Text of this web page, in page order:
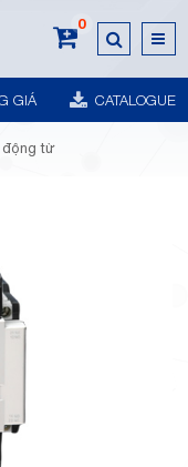
0
GIÁ CATALOGUE
động từ